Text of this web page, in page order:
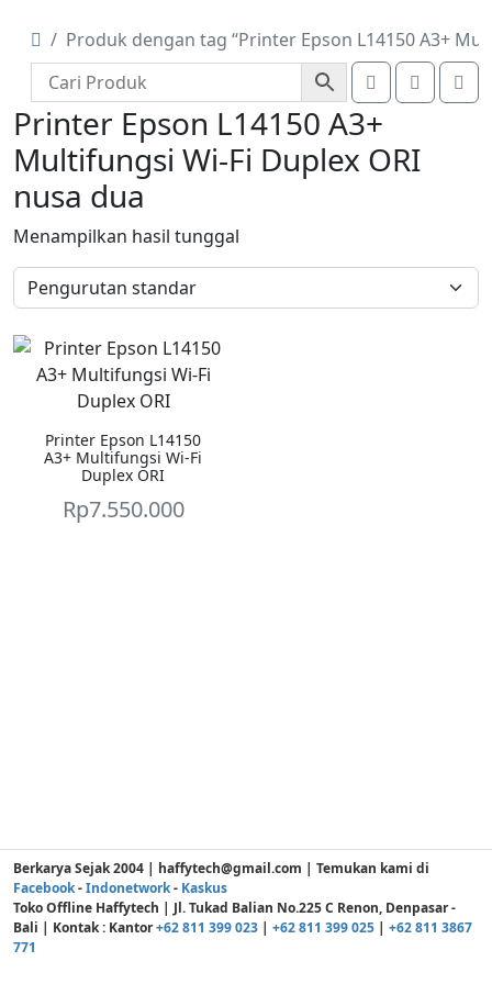
Produk dengan tag “Printer Epson L14150 A3+
Account
Printer Epson L14150 A3+
Multifungsi Wi-Fi Duplex ORI
nusa dua
Menampilkan hasil tunggal
Printer Epson L14150
A3+ Multifungsi Wi-Fi
Duplex ORI
Rp7.550.000
Berkarya Sejak 2004 | haffytech@gmail.com | Temukan kami di
Facebook-Indonetwork- Kaskus
Toko Offline Haffytech | Jl. Tukad Balian No.225 C Renon, Denpasar -
Bali | Kontak : Kantor+62 811 399 023 | +62 811 399 025 | +62 811 3867
771